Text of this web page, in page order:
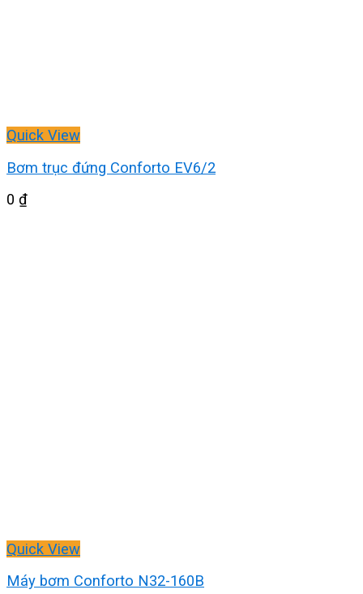
Quick View
Bơm trục đứng Conforto EV6/2
0 ₫
Quick View
Máy bơm Conforto N32-160B